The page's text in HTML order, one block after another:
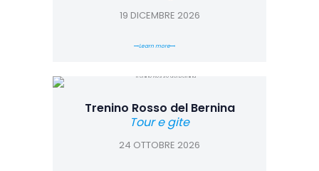
19 DICEMBRE 2026
Learn more
Trenino Rosso del Bernina
Tour e gite
24 OTTOBRE 2026